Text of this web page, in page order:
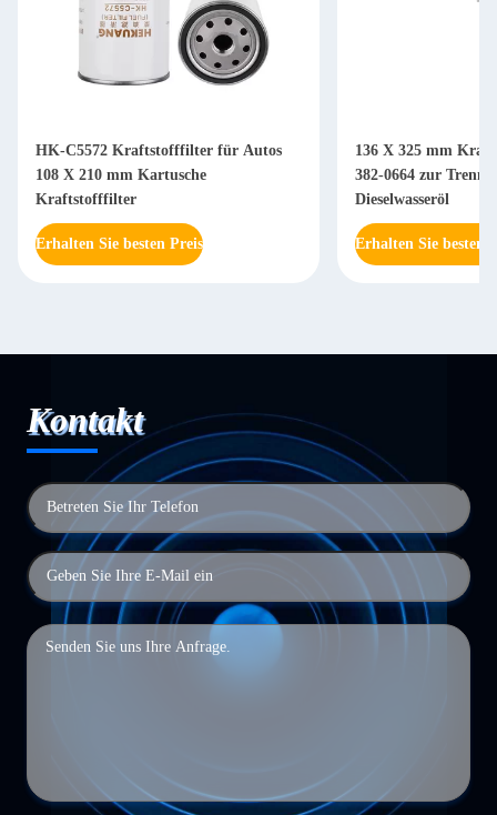
HK-C5572 Kraftstofffilter für Autos
108 X 210 mm Kartusche
Kraftstofffilter
Erhalten Sie besten Preis
136 X 325 mm
382-0664 zur
Dieselwasseröl
Erhalten Sie besten
Kontakt